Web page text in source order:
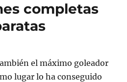
completas
el máximo goleador
lugar lo ha conseguido